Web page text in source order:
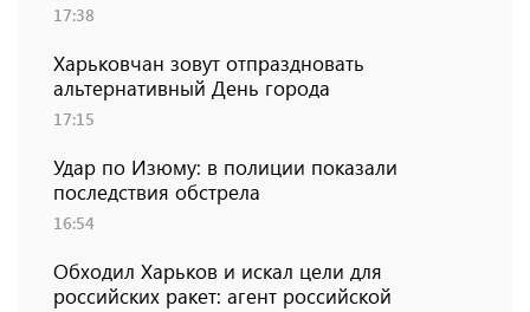
17:38
Харьковчан зовут отпраздновать
альтернативный День города
17:15
Удар по Изюму: в полиции показали
последствия обстрела
16:54
Обходил Харьков и искал цели для
российских ракет: агент российской